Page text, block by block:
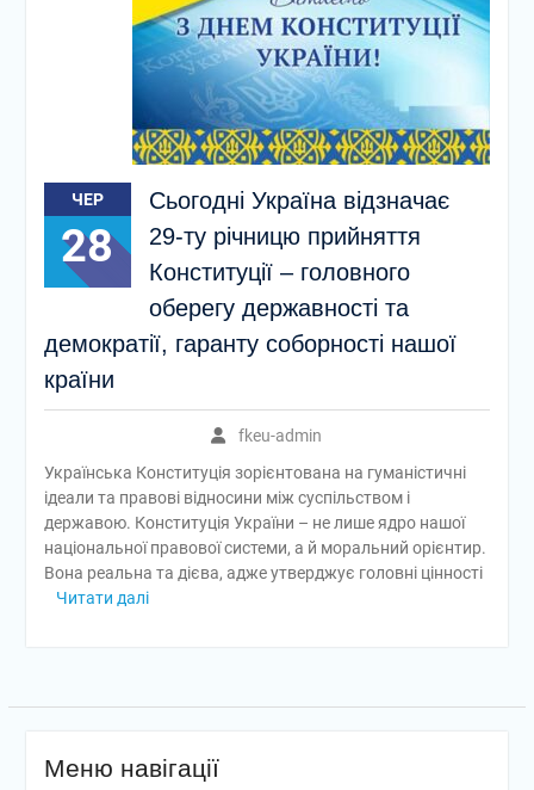
майбутньої професії
🎓 Випускний-2026 —
день, який назавжди
залишиться у наших
📚 Робоча нарада:
підготовка до нового
навчального року та
перебіг вступної кампанії
ЧЕР
28
Сьогодні Україна відзначає
29-ту річницю прийняття
Конституції – головного
оберегу державності та
демократії, гаранту соборності нашої
країни
fkeu-admin
Українська Конституція зорієнтована на гуманістичні
ідеали та правові відносини між суспільством і
державою. Конституція України – не лише ядро нашої
національної правової системи, а й моральний орієнтир.
Вона реальна та дієва, адже утверджує головні цінності
Читати далі
Меню навігації